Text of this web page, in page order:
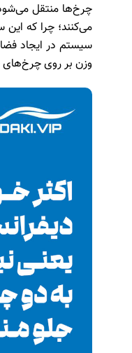
چرخ‌ها منتقل
می‌کنند؛ چرا که
وزن بر روی چرخ‌های